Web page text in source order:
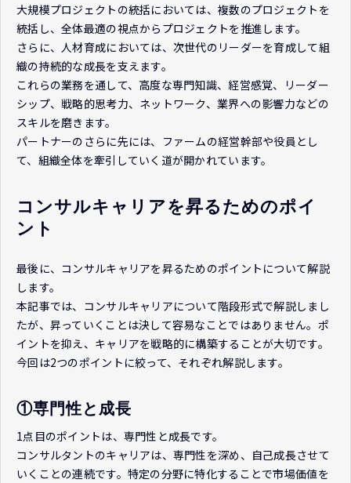
大規模プロジェクトの統括においては、複数のプロジェクトを
統括し、全体最適の視点からプロジェクトを推進します。
さらに、人材育成においては、次世代のリーダーを育成して組
織の持続的な成長を支えます。
これらの業務を通して、高度な専門知識、経営感覚、リーダー
シップ、戦略的思考力、ネットワーク、業界への影響力などの
スキルを磨きます。
パートナーのさらに先には、ファームの経営幹部や役員とし
て、組織全体を牽引していく道が開かれています。
コンサルキャリアを昇るためのポイ
ント
最後に、コンサルキャリアを昇るためのポイントについて解説
します。
本記事では、コンサルキャリアについて階段形式で解説しまし
たが、昇っていくことは決して容易なことではありません。ポ
イントを抑え、キャリアを戦略的に構築することが大切です。
今回は2つのポイントに絞って、それぞれ解説します。
①専門性と成長
1点目のポイントは、専門性と成長です。
コンサルタントのキャリアは、専門性を深め、自己成長させて
いくことの連続です。特定の分野に特化することで市場価値を